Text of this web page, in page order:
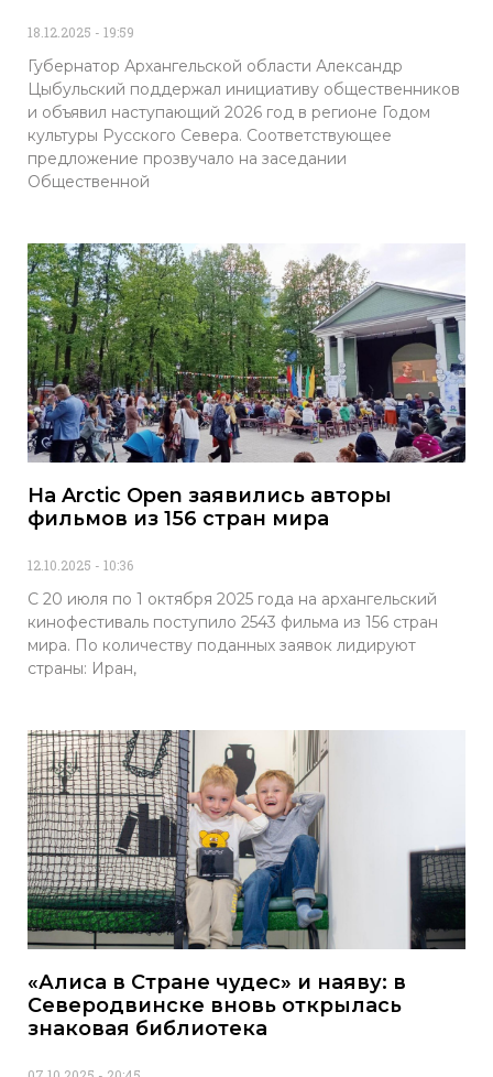
18.12.2025 19:59
Губернатор Архангельской области Александр
Цыбульский поддержал инициативу общественников
и объявил наступающий 2026 год в регионе Годом
культуры Русского Севера. Соответствующее
предложение прозвучало на заседании
Общественной
На Arctic Open заявились авторы
фильмов из 156 стран мира
12.10.2025 10:36
С 20 июля по 1 октября 2025 года на архангельский
кинофестиваль поступило 2543 фильма из 156 стран
мира. По количеству поданных заявок лидируют
страны: Иран,
«Алиса в Стране чудес» и наяву: в
Северодвинске вновь открылась
знаковая библиотека